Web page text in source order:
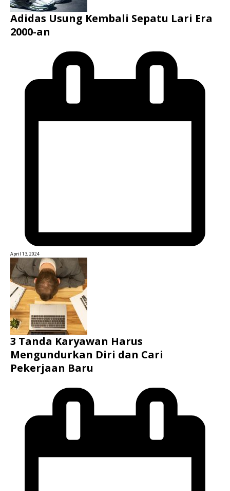
Adidas Usung Kembali Sepatu Lari Era
2000-an
April 13, 2024
3 Tanda Karyawan Harus
Mengundurkan Diri dan Cari
Pekerjaan Baru